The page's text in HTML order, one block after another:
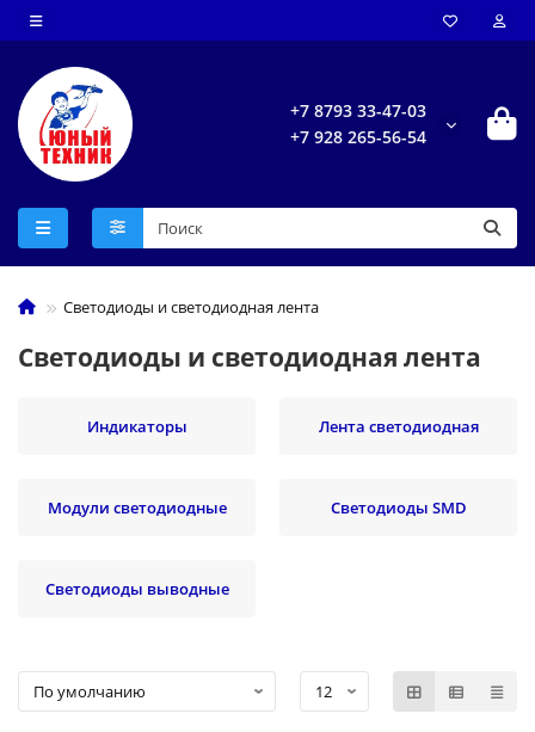
+7 8793 33-47-03
+7 928 265-56-54
Светодиоды и светодиодная лента
Светодиоды и светодиодная лента
Индикаторы Лента светодиодная
Модули светодиодные Светодиоды SMD
Светодиоды выводные